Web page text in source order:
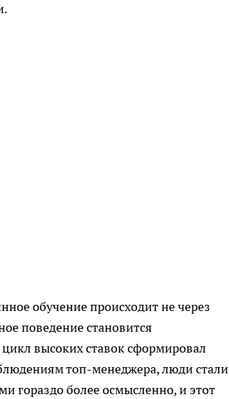
обучение происходит не через
поведение становится
высоких ставок сформировал
топ-менеджера, люди стали
гораздо более осмысленно, и этот